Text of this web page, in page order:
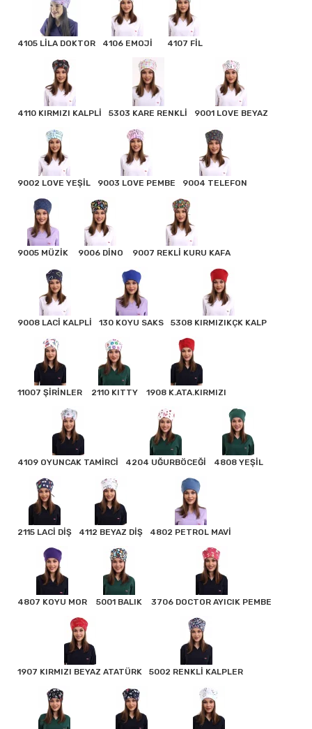
4105 LİLA DOKTOR 4106 EMOJİ 4107 FİL
4110 KIRMIZI KALPLİ 5303 KARE RENKLİ 9001 LOVE BEYAZ
9002 LOVE YEŞİL 9003 LOVE PEMBE 9004 TELEFON
9005 MÜZİK 9006 DİNO 9007 REKLİ KURU KAFA
9008 LACİ KALPLİ 130 KOYU SAKS 5308 KIRMIZIKÇK KALP
11007 ŞİRİNLER 2110 KITTY 1908 K.ATA.KIRMIZI
4109 OYUNCAK TAMİRCİ 4204 UĞURBÖCEĞİ 4808 YEŞİL
2115 LACİ DİŞ 4112 BEYAZ DİŞ 4802 PETROL MAVİ
4807 KOYU MOR 5001 BALIK 3706 DOCTOR AYICIK PEMBE
1907 KIRMIZI BEYAZ ATATÜRK 5002 RENKLİ KALPLER